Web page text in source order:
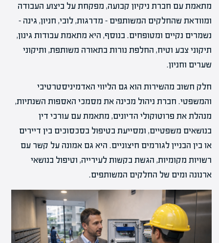
מתאמת עם חברת ניקיון קבועה, מפקחת על ביצוע העבודה
ומוודאת שהחלקים המשותפים – מדרגות, לובי, חניון, גינה –
נשמרים נקיים ומטופחים. בנוסף, היא מתאמת עבודות גינון,
תיקוני צבע וטיח, החלפת נורות בתאורה משותפת, ותיקוני
שערים וחניון.
חלק חשוב מהשירות הוא גם הליווי האדמיניסטרטיבי
והמשפטי. חברת ניהול מכינה את מסמכי האספות השנתיות,
מנהלת את פרוטוקולי הדיונים, מתאמת עם עורכי דין
בנושאים משפטיים, ומסייעת בטיפול בסכסוכים בין דיירים
או בין הבניין לגורמים חיצוניים. היא גם אמונה על קשר עם
רשויות מקומיות, הגשת בקשות לעירייה, וטיפול בנושאי
ארנונה ומים של החלקים המשותפים.